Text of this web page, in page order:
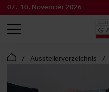
07.-10. November 2026
Ausstellerverzeichnis